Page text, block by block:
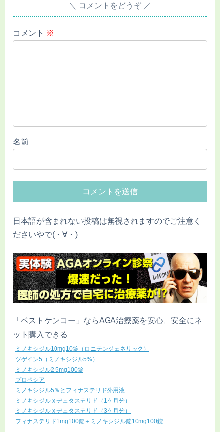
コメントをどうぞ
コメント ※
名前
日本語が含まれない投稿は無視されますのでご注意く
ださいやで(・∀・)
「ベストケンコー」ならAGA治療薬を安心、安全にネ
ット購入できる
ミノキシジル10mg10錠（ロニテンジェネリック）
ツゲイン5（ミノキシジル5%）
ミノキシジル2.5mg100錠
プロペシア
ミノキシジル5％とフィナステリド外用液
ミノキシジル x デュタステリド（1ケ月分）
ミノキシジル x デュタステリド（3ケ月分）
フィナステリド1mg100錠＋ミノキシジル錠10mg100錠